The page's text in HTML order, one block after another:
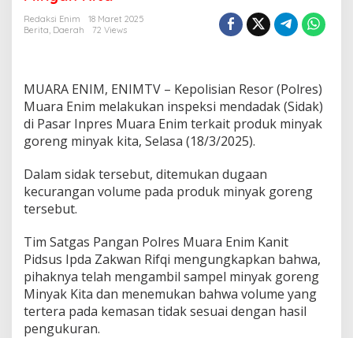
o
l
r
e
M
a
E
n
i
m
T
e
Redaksi Enim
18 Maret 2025
Berita, Daerah 72 Views
MUARA ENIM, ENIMTV – Kepolisian Resor (Polres)
Muara Enim melakukan inspeksi mendadak (Sidak)
di Pasar Inpres Muara Enim terkait produk minyak
goreng minyak kita, Selasa (18/3/2025).
Dalam sidak tersebut, ditemukan dugaan
kecurangan volume pada produk minyak goreng
tersebut.
Tim Satgas Pangan Polres Muara Enim Kanit
Pidsus Ipda Zakwan Rifqi mengungkapkan bahwa,
pihaknya telah mengambil sampel minyak goreng
Minyak Kita dan menemukan bahwa volume yang
tertera pada kemasan tidak sesuai dengan hasil
pengukuran.